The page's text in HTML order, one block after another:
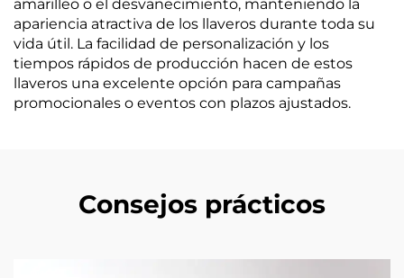
amarilleo o el desvanecimiento, manteniendo la
apariencia atractiva de los llaveros durante toda su
vida útil. La facilidad de personalización y los
tiempos rápidos de producción hacen de estos
llaveros una excelente opción para campañas
promocionales o eventos con plazos ajustados.
Consejos prácticos